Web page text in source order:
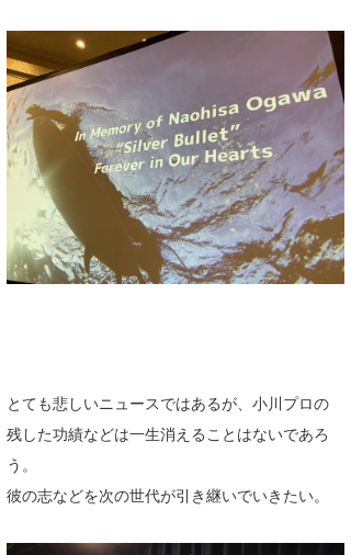
とても悲しいニュースではあるが、小川プロの
残した功績などは一生消えることはないであろ
う。
彼の志などを次の世代が引き継いでいきたい。